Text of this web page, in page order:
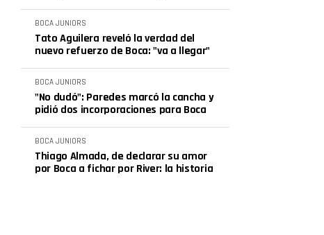
BOCA JUNIORS
Tato Aguilera reveló la verdad del
nuevo refuerzo de Boca: "va a llegar"
BOCA JUNIORS
"No dudó": Paredes marcó la cancha y
pidió dos incorporaciones para Boca
BOCA JUNIORS
Thiago Almada, de declarar su amor
por Boca a fichar por River: la historia